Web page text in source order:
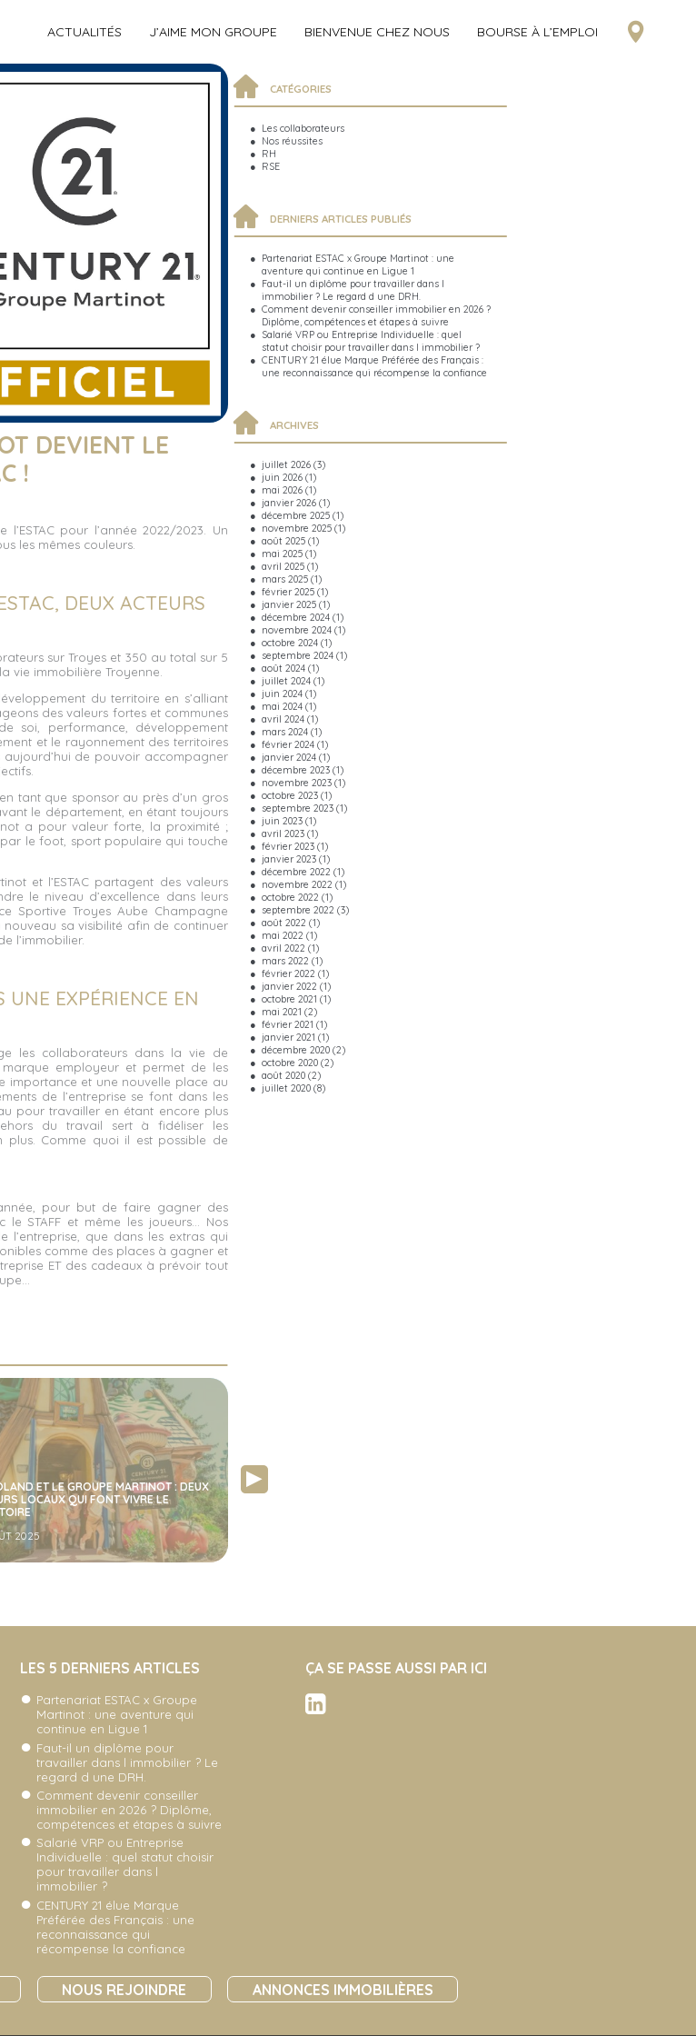
ACTUALITÉS J’AIME MON GROUPE BIENVENUE CHEZ NOUS BOURSE À L’EMPLOI
DEVIENT LE
!
pour l’année 2022/2023. Un
les mêmes couleurs.
DEUX ACTEURS
sur Troyes et 350 au total sur 5
vie immobilière Troyenne.
du territoire en s’alliant
des valeurs fortes et communes
soi, performance, développement
et le rayonnement des territoires
aujourd’hui de pouvoir accompagner
tant que sponsor au près d’un gros
le département, en étant toujours
a pour valeur forte, la proximité ;
par le foot, sport populaire qui touche
et l’ESTAC partagent des valeurs
le niveau d’excellence dans leurs
Sportive Troyes Aube Champagne
nouveau sa visibilité afin de continuer
l’immobilier.
UNE EXPÉRIENCE EN
les collaborateurs dans la vie de
marque employeuret permet de les
importance et une nouvelle place au
de l’entreprise se font dans les
pour travailler en étant encore plus
du travail sert à fidéliser les
Comme quoi il est possible de
pour but de faire gagner des
le STAFF et même les joueurs… Nos
l’entreprise, que dans les extras qui
comme des places à gagner et
ET des cadeaux à prévoir tout
ET LE GROUPE MARTINOT : DEUX
LOCAUX QUI FONT VIVRE LE
2025
CATÉGORIES
Les collaborateurs
Nos réussites
RH
RSE
DERNIERS ARTICLES PUBLIÉS
Partenariat ESTAC x Groupe Martinot : une
aventure qui continue en Ligue 1
Faut-il un diplôme pour travailler dans l
immobilier ? Le regard d une DRH.
Comment devenir conseiller immobilier en 2026 ?
Diplôme, compétences et étapes à suivre
Salarié VRP ou Entreprise Individuelle : quel
statut choisir pour travailler dans l immobilier ?
CENTURY 21 élue Marque Préférée des Français :
une reconnaissance qui récompense la confiance
ARCHIVES
juillet 2026 (3)
juin 2026 (1)
mai 2026 (1)
janvier 2026 (1)
décembre 2025 (1)
novembre 2025 (1)
août 2025 (1)
mai 2025 (1)
avril 2025 (1)
mars 2025 (1)
février 2025 (1)
janvier 2025 (1)
décembre 2024 (1)
novembre 2024 (1)
octobre 2024 (1)
septembre 2024 (1)
août 2024 (1)
juillet 2024 (1)
juin 2024 (1)
mai 2024 (1)
avril 2024 (1)
mars 2024 (1)
février 2024 (1)
janvier 2024 (1)
décembre 2023 (1)
novembre 2023 (1)
octobre 2023 (1)
septembre 2023 (1)
juin 2023 (1)
avril 2023 (1)
février 2023 (1)
janvier 2023 (1)
décembre 2022 (1)
novembre 2022 (1)
octobre 2022 (1)
septembre 2022 (3)
août 2022 (1)
mai 2022 (1)
avril 2022 (1)
mars 2022 (1)
février 2022 (1)
janvier 2022 (1)
octobre 2021 (1)
mai 2021 (2)
février 2021 (1)
janvier 2021 (1)
décembre 2020 (2)
octobre 2020 (2)
août 2020 (2)
juillet 2020 (8)
LES 5 DERNIERS ARTICLES
Partenariat ESTAC x Groupe
Martinot : une aventure qui
continue en Ligue 1
Faut-il un diplôme pour
travailler dans l immobilier ? Le
regard d une DRH.
Comment devenir conseiller
immobilier en 2026 ? Diplôme,
compétences et étapes à suivre
Salarié VRP ou Entreprise
Individuelle : quel statut choisir
pour travailler dans l
immobilier ?
CENTURY 21 élue Marque
Préférée des Français : une
reconnaissance qui
récompense la confiance
ÇA SE PASSE AUSSI PAR ICI
NOUS REJOINDRE ANNONCES IMMOBILIÈRES